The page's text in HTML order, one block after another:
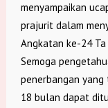
menyampaikan
prajurit dalam
Angkatan ke-24
Semoga
penerbangan
18 bulan dapat